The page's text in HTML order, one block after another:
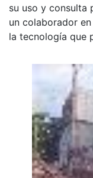
su uso y consulta
un colaborador
la tecnología que